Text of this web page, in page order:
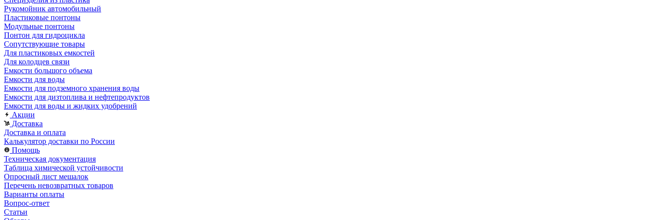
Рукомойник автомобильный
Пластиковые понтоны
Модульные понтоны
Понтон для гидроцикла
Сопутствующие товары
Для пластиковых емкостей
Для колодцев связи
Емкости большого объема
Емкости для воды
Емкости для подземного хранения воды
Емкости для дизтоплива и нефтепродуктов
Емкости для воды и жидких удобрений
Акции
Доставка
Доставка и оплата
Калькулятор доставки по России
Помощь
Техническая документация
Таблица химической устойчивости
Опросный лист мешалок
Перечень невозвратных товаров
Варианты оплаты
Вопрос-ответ
Статьи